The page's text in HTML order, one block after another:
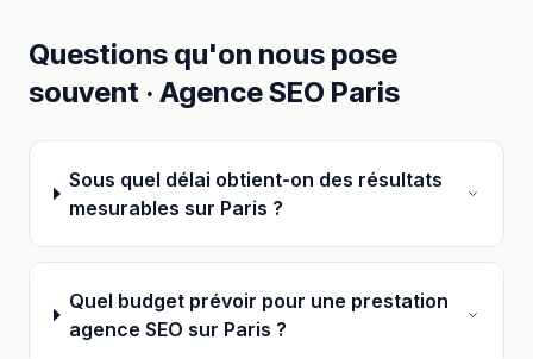
Questions qu'on nous pose
souvent · Agence SEO Paris
Sous quel délai obtient-on des résultats
mesurables sur Paris ?
Quel budget prévoir pour une prestation
agence SEO sur Paris ?